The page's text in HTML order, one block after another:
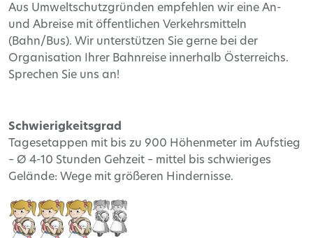
Aus Umweltschutzgründen empfehlen wir eine An-
und Abreise mit öffentlichen Verkehrsmitteln
(Bahn/Bus). Wir unterstützen Sie gerne bei der
Organisation Ihrer Bahnreise innerhalb Österreichs.
Sprechen Sie uns an!
Schwierigkeitsgrad
Tagesetappen mit bis zu 900 Höhenmeter im Aufstieg
– Ø 4-10 Stunden Gehzeit – mittel bis schwieriges
Gelände: Wege mit größeren Hindernisse.